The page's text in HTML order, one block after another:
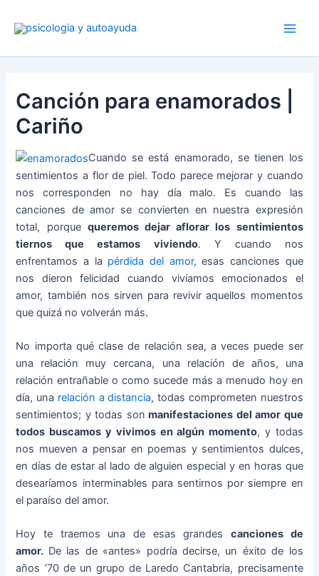
Canción para enamorados |
Cariño
Cuando se está enamorado, se tienen los
sentimientos a flor de piel. Todo parece mejorar y cuando
nos corresponden no hay día malo. Es cuando las
canciones de amor se convierten en nuestra expresión
total, porque queremos dejar aflorar los sentimientos
tiernos que estamos viviendo. Y cuando nos
enfrentamos a la pérdida del amor, esas canciones que
nos dieron felicidad cuando vivíamos emocionados el
amor, también nos sirven para revivir aquellos momentos
que quizá no volverán más.
No importa qué clase de relación sea, a veces puede ser
una relación muy cercana, una relación de años, una
relación entrañable o como sucede más a menudo hoy en
día, una relación a distancia, todas comprometen nuestros
sentimientos; y todas son manifestaciones del amor que
todos buscamos y vivimos en algún momento, y todas
nos mueven a pensar en poemas y sentimientos dulces,
en días de estar al lado de alguien especial y en horas que
desearíamos interminables para sentirnos por siempre en
el paraíso del amor.
Hoy te traemos una de esas grandes canciones de
amor. De las de «antes» podría decirse, un éxito de los
años ’70 de un grupo de Laredo Cantabria, precisamente